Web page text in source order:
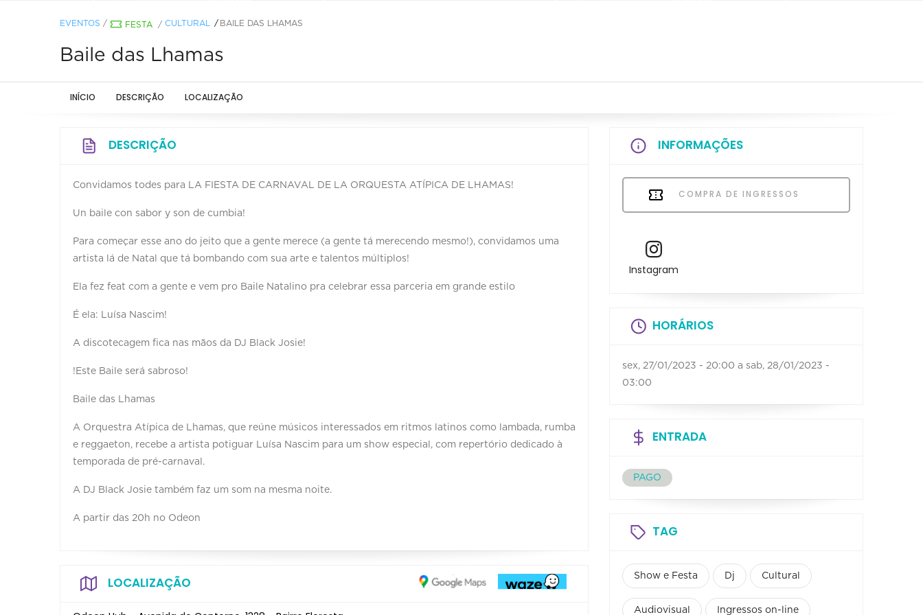
EVENTOS / FESTA / CULTURAL BAILE DAS LHAMAS
Baile das Lhamas
INÍCIO DESCRIÇÃO LOCALIZAÇÃO
DESCRIÇÃO
Convidamos todes para LA FIESTA DE CARNAVAL DE LA ORQUESTA ATÍPICA DE LHAMAS!
Un baile con sabor y son de cumbia!
Para começar esse ano do jeito que a gente merece (a gente tá merecendo mesmo!), convidamos uma
artista lá de Natal que tá bombando com sua arte e talentos múltiplos!
Ela fez feat com a gente e vem pro Baile Natalino pra celebrar essa parceria em grande estilo
É ela: Luísa Nascim!
A discotecagem fica nas mãos da DJ Black Josie!
!Este Baile será sabroso!
Baile das Lhamas
A Orquestra Atípica de Lhamas, que reúne músicos interessados em ritmos latinos como lambada, rumba
e reggaeton, recebe a artista potiguar Luísa Nascim para um show especial, com repertório dedicado à
temporada de pré-carnaval.
A DJ Black Josie também faz um som na mesma noite.
A partir das 20h no Odeon
LOCALIZAÇÃO
INFORMAÇÕES
COMPRA DE INGRESSOS
Instagram
HORÁRIOS
sex, 27/01/2023 - 20:00 a sab, 28/01/2023 -
03:00
ENTRADA
PAGO
TAG
Show e Festa Dj Cultural
Audiovisual Ingressos on-line